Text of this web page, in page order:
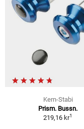
Kern-Stabi
Prism. Bussn.
219,16 kr1